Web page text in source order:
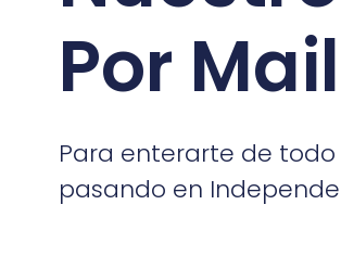
Por Mail
Para enterarte de
pasando en